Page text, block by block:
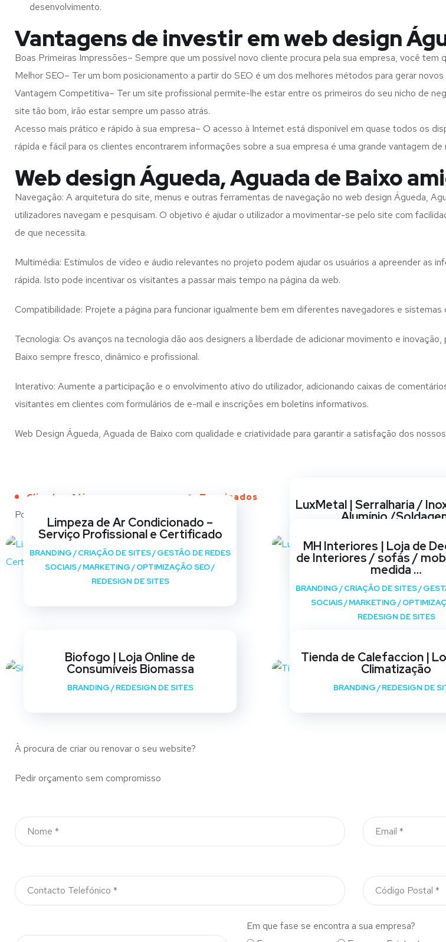
desenvolvimento.
Vantagens de investir em web design
Boas Primeiras Impressões– Sempre que um possível novo cliente procura pela sua empresa, você tem
Melhor SEO– Ter um bom posicionamento a partir do SEO é um dos melhores métodos para gerar
Vantagem Competitiva– Ter um site profissional permite-lhe estar entre os primeiros do seu nicho de
site tão bom, irão estar sempre um passo atrás.
Acesso mais prático e rápido à sua empresa– O acesso à Internet está disponível em quase todos os
rápida e fácil para os clientes encontrarem informações sobre a sua empresa é uma grande vantagem
Web design Águeda, Aguada de Baixo
Navegação: A arquitetura do site, menus e outras ferramentas de navegação no web design Águeda,
utilizadores navegam e pesquisam. O objetivo é ajudar o utilizador a movimentar-se pelo site com
de que necessita.
Multimédia: Estímulos de vídeo e áudio relevantes no projeto podem ajudar os usuários a apreender as
rápida. Isto pode incentivar os visitantes a passar mais tempo na página da web.
Compatibilidade: Projete a página para funcionar igualmente bem em diferentes navegadores e
Tecnologia: Os avanços na tecnologia dão aos designers a liberdade de adicionar movimento e
Baixo sempre fresco, dinâmico e profissional.
Interativo: Aumente a participação e o envolvimento ativo do utilizador, adicionando caixas de
visitantes em clientes com formulários de e-mail e inscrições em boletins informativos.
Web Design Águeda, Aguada de Baixo com qualidade e criatividade para garantir a satisfação dos
Clientes Ativos Terminados
Portfólio
Limpeza de Ar Condicionado –
Serviço Profissional e Certificado
BRANDING/CRIAÇÃO DE SITES/GESTÃO DE REDES
SOCIAIS/MARKETING/OPTIMIZAÇÃO SEO/
REDESIGN DE SITES
LuxMetal | Serralharia /
Alumínio /
SOCIAIS/ MARKETING/
REDESIGN DE SITES
MH Interiores | Loja de
de Interiores / sofás /
medida …
BRANDING /CRIAÇÃO DE SITES/
SOCIAIS/MARKETING/
REDESIGN DE SITES
Biofogo | Loja Online de
Consumíveis Biomassa
BRANDING/REDESIGN DE SITES
Tienda de Calefaccion |
Climatização
BRANDING/REDESIGN DE
À procura de criar ou renovar o seu website?
Pedir orçamento sem compromisso
Em que fase se encontra a sua empresa?